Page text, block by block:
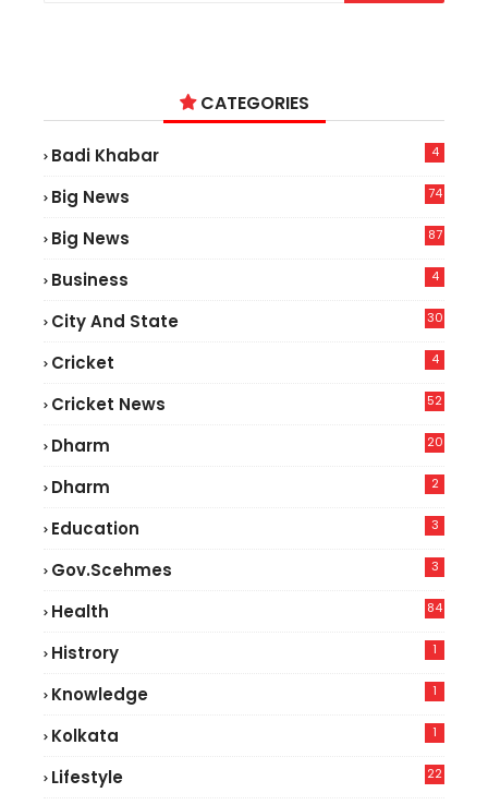
CATEGORIES
Badi Khabar 4
Big News
74
Big News
87
Business 4
City And State 30
Cricket 4
Cricket News
52
Dharm 20
Dharm 2
Education 3
Gov.scehmes 3
Health
84
Histrory 1
Knowledge 1
Kolkata 1
Lifestyle
22